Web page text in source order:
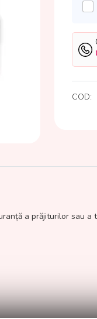
COD:
a prăjiturilor sau a